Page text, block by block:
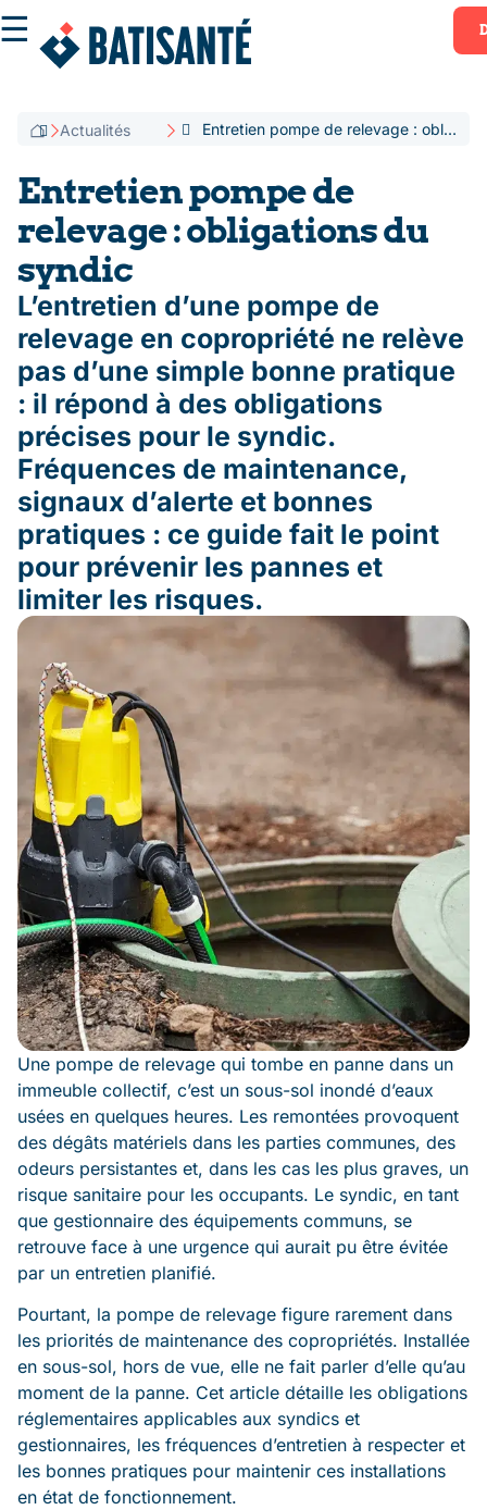
Actualités Entretien pompe de relevage : obligations du syndic
Entretien pompe de
relevage : obligations du
syndic
L’entretien d’une pompe de
relevage en copropriété ne relève
pas d’une simple bonne pratique
: il répond à des obligations
précises pour le syndic.
Fréquences de maintenance,
signaux d’alerte et bonnes
pratiques : ce guide fait le point
pour prévenir les pannes et
limiter les risques.
Une pompe de relevage qui tombe en panne dans un
immeuble collectif, c’est un sous-sol inondé d’eaux
usées en quelques heures. Les remontées provoquent
des dégâts matériels dans les parties communes, des
odeurs persistantes et, dans les cas les plus graves, un
risque sanitaire pour les occupants. Le syndic, en tant
que gestionnaire des équipements communs, se
retrouve face à une urgence qui aurait pu être évitée
par un entretien planifié.
Pourtant, la pompe de relevage figure rarement dans
les priorités de maintenance des copropriétés. Installée
en sous-sol, hors de vue, elle ne fait parler d’elle qu’au
moment de la panne. Cet article détaille les obligations
réglementaires applicables aux syndics et
gestionnaires, les fréquences d’entretien à respecter et
les bonnes pratiques pour maintenir ces installations
en état de fonctionnement.